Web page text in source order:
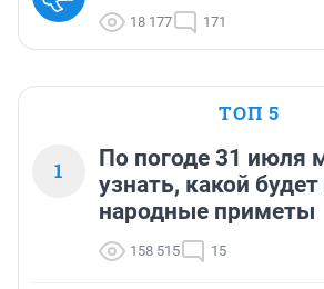
18 177 171
ТОП 5
1
По погоде 31 июля
узнать, какой
народные приметы
158 515 15